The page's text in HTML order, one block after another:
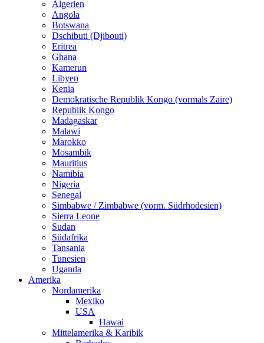
Algerien
Angola
Botswana
Dschibuti (Djibouti)
Eritrea
Ghana
Kamerun
Libyen
Kenia
Demokratische Republik Kongo (vormals Zaire)
Republik Kongo
Madagaskar
Malawi
Marokko
Mosambik
Mauritius
Namibia
Nigeria
Senegal
Simbabwe / Zimbabwe (vorm. Südrhodesien)
Sierra Leone
Sudan
Südafrika
Tansania
Tunesien
Uganda
Amerika
Nordamerika
Mexiko
USA
Hawai
Mittelamerika & Karibik